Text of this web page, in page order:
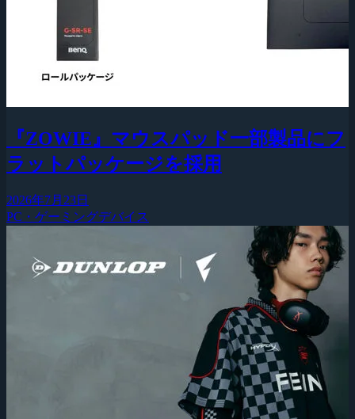
『ZOWIE』マウスパッド一部製品にフ
ラットパッケージを採用
2026年7月23日
PC・ゲーミングデバイス